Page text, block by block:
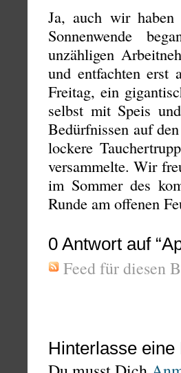
Ja, auch wir haben
Sonnenwende
unzähligen
und entfachten erst
Freitag, ein
selbst mit Speis
Bedürfnissen auf
lockere
versammelte. Wir
im Sommer des
Runde am offenen
0 Antwort auf
Feed für diesen
Hinterlasse eine